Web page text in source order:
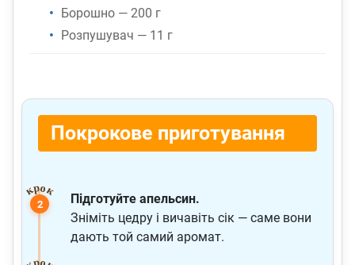
Борошно — 200 г
Розпушувач — 11 г
Покрокове приготування
Підготуйте апельсин.
Зніміть цедру і вичавіть сік — саме вони
дають той самий аромат.